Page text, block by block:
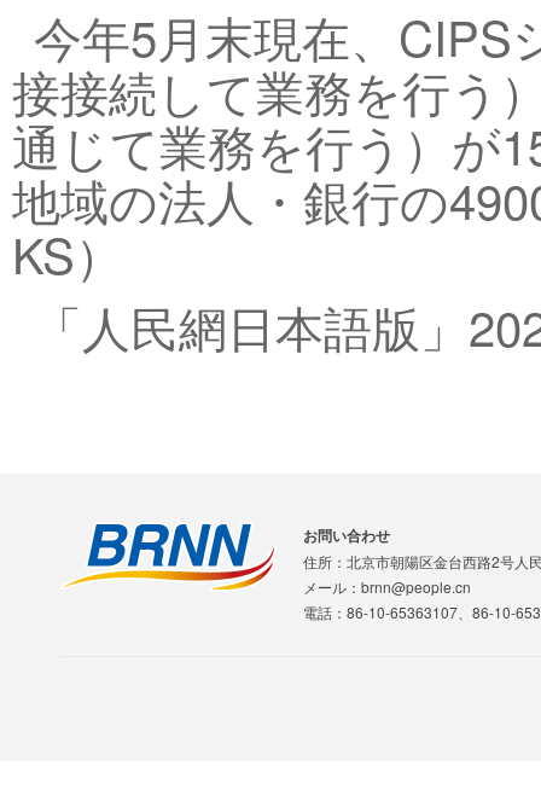
今年5月末現在、
接接続して業務を行う
通じて業務を行う）が
地域の法人・銀行の
KS）
「人民網日本語版」
お問い合わせ
住所：北京市朝陽区金台西路2号人
メール：brnn@people.cn
電話：86-10-65363107、86-10-